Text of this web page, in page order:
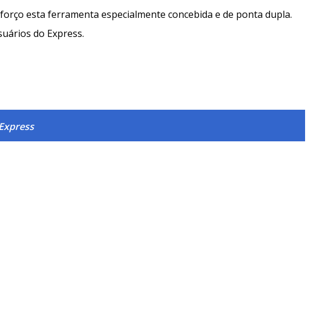
esta ferramenta especialmente concebida e de ponta dupla.
do Express.